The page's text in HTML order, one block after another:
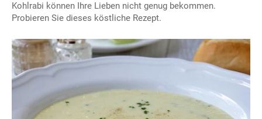
Kohlrabi können Ihre Lieben nicht genug bekommen.
Probieren Sie dieses köstliche Rezept.